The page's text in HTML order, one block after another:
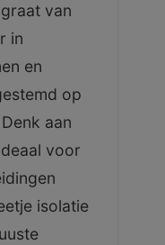
van
in
en
op
aan
voor
isolatie